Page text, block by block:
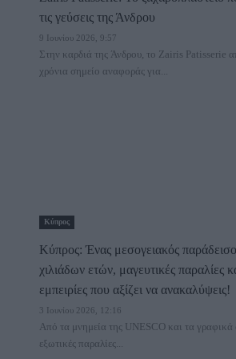
τις γεύσεις της Άνδρου
9 Ιουνίου 2026, 9:57
Στην καρδιά της Άνδρου, το Zairis Patisserie
χρόνια σημείο αναφοράς για...
Κύπρος
Κύπρος: Ένας μεσογειακός
χιλιάδων ετών, μαγευτικές παραλίες
εμπειρίες που αξίζει να ανακαλύψεις!
3 Ιουνίου 2026, 12:16
Από τα μνημεία της UNESCO και τα γραφικά
εξωτικές παραλίες...